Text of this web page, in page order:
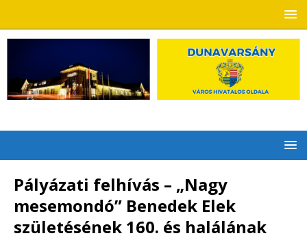
Pályázati felhívás – „Nagy
mesemondó” Benedek Elek
születésének 160. és halálának